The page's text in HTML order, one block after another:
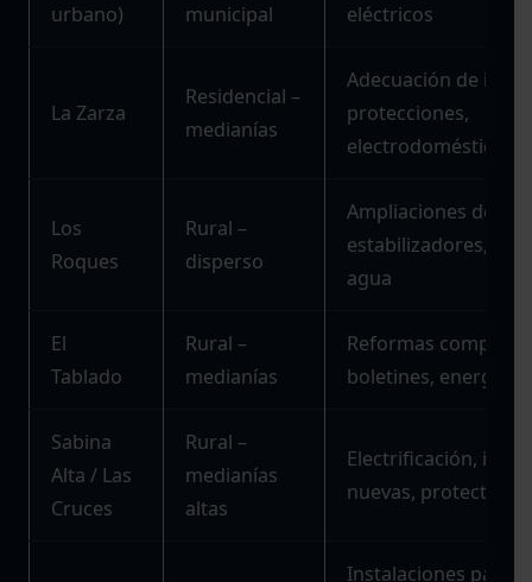
urbano)
municipal
eléctricos
La Zarza
Residencial –
medianías
Adecuación de
protecciones,
electrodomésticos
Los
Roques
Rural –
disperso
Ampliaciones de
estabilizadores,
agua
El
Tablado
Rural –
medianías
Reformas
boletines, energía
Sabina
Alta / Las
Cruces
Rural –
medianías
altas
Electrificación,
nuevas,
Instalaciones para